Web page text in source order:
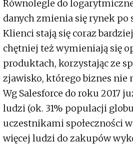
Równolegle do
danych zmienia się rynek po
Klienci stają się coraz
chętniej też wymieniają się
produktach, korzystając ze
zjawisko, którego biznes nie
Wg Salesforce do roku 2017
ludzi (ok. 31% populacji
uczestnikami społeczności
więcej ludzi do zakupów